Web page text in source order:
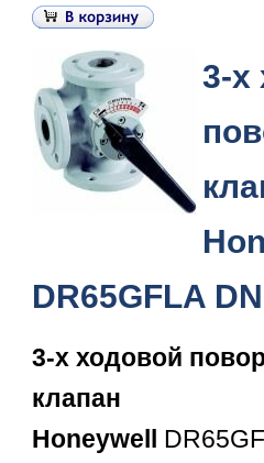
3-х
DR65GFLA
3-х ходовой
клапан
Honeywell